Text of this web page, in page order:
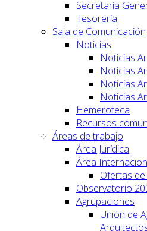
Secretaría
Tesorería
Sala de Comunicación
Noticias
Noticias
Noticias
Noticias
Noticias
Hemeroteca
Recursos
Áreas de trabajo
Área Jurídica
Área
Ofertas
Observatorio
Agrupaciones
Unión de